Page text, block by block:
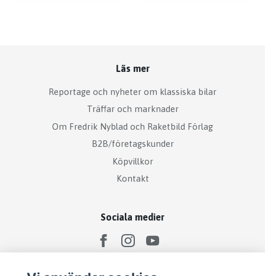
Läs mer
Reportage och nyheter om klassiska bilar
Träffar och marknader
Om Fredrik Nyblad och Raketbild Förlag
B2B/företagskunder
Köpvillkor
Kontakt
Sociala medier